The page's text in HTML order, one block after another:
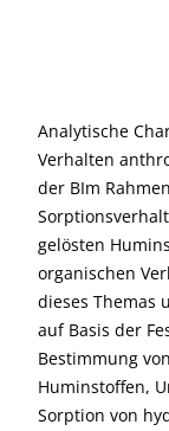
Analytische
Verhalten
der BIm
gelösten
organischen
dieses Themas
auf Basis der
Bestimmung
Huminstoffen,
Sorption von